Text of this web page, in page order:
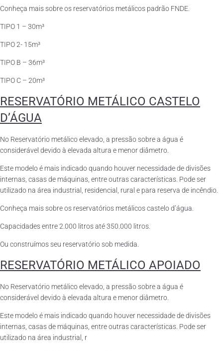
Conheça mais sobre os reservatórios metálicos padrão FNDE.
TIPO 1 – 30m³
TIPO 2- 15m³
TIPO B – 36m³
TIPO C – 20m³
RESERVATÓRIO METÁLICO CASTELO
D’ÁGUA
No Reservatório metálico elevado, a pressão sobre a água é
considerável devido à elevada altura e menor diâmetro.
Este modelo é mais indicado quando houver necessidade de divisões
internas, casas de máquinas, entre outras características. Pode ser
utilizado na área industrial, residencial, rural e para reserva de incêndio.
Conheça mais sobre os reservatórios metálicos castelo d’água.
Capacidades entre 2.000 litros até 350.000 litros.
Ou construímos seu reservatório sob medida.
RESERVATÓRIO METÁLICO APOIADO
No Reservatório metálico elevado, a pressão sobre a água é
considerável devido à elevada altura e menor diâmetro.
Este modelo é mais indicado quando houver necessidade de divisões
internas, casas de máquinas, entre outras características. Pode ser
utilizado na área industrial, r